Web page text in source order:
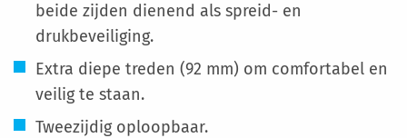
beide zijden dienend als spreid- en
drukbeveiliging.
Extra diepe treden (92 mm) om comfortabel en
veilig te staan.
Tweezijdig oploopbaar.